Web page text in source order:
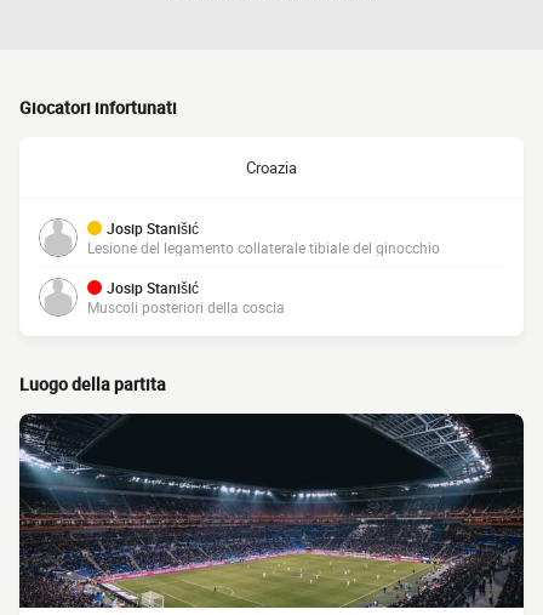
Giocatori infortunati
Croazia
Josip Stanišić
Lesione del legamento collaterale tibiale del ginocchio
Josip Stanišić
Muscoli posteriori della coscia
Luogo della partita